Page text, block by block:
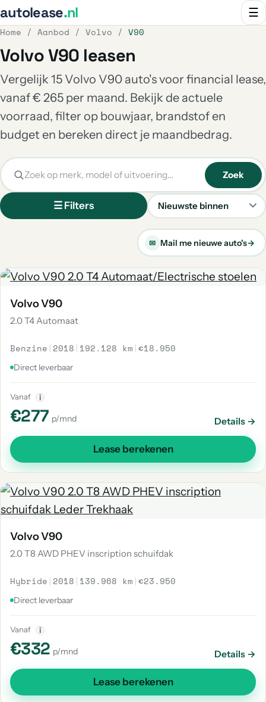
autolease.nl ☰
Home / Aanbod / Volvo / V90
Volvo V90 leasen
Vergelijk 15 Volvo V90 auto's voor financial lease,
vanaf € 265 per maand. Bekijk de actuele
voorraad, filter op bouwjaar, brandstof en
budget en bereken direct je maandbedrag.
☰ Filters
Sorteren
Zoek
✉ Mail me nieuwe auto's→
Volvo V90
2.0 T4 Automaat
Benzine | 2018 | 192.128 km |€18.950
Direct leverbaar
Vanaf i
€277 p/mnd Details →
Lease berekenen
Volvo V90
2.0 T8 AWD PHEV inscription schuifdak
Hybride | 2018 | 139.968 km |€23.950
Direct leverbaar
Vanaf i
€332 p/mnd Details →
Lease berekenen